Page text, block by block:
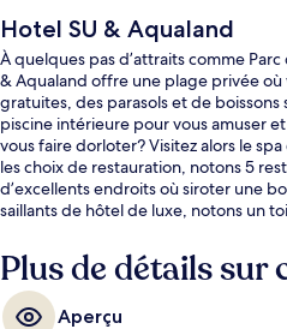
Hotel SU & Aqualand
À quelques pas d’attraits comme
& Aqualand offre une plage privée
gratuites, des parasols et de boissons
piscine intérieure pour vous amuser
vous faire dorloter? Visitez alors le
les choix de restauration, notons 5
d’excellents endroits où siroter une
saillants de hôtel de luxe, notons un
personnel serviable.
Plus de détails sur
Aperçu